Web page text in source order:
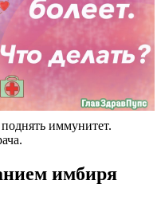
иммунитет.
имбиря